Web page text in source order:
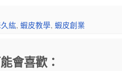
紘,蝦皮教學,蝦皮創業
會喜歡：